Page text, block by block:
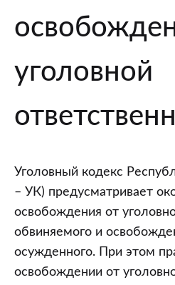
уголовной
ответственности
связи
с
возмещением
ущерба
итоги
и
перспективы
уголовной
Уголовный кодекс
– УК) предусматривает
освобождения от
обвиняемого и
осужденного. При этом
освобождении от